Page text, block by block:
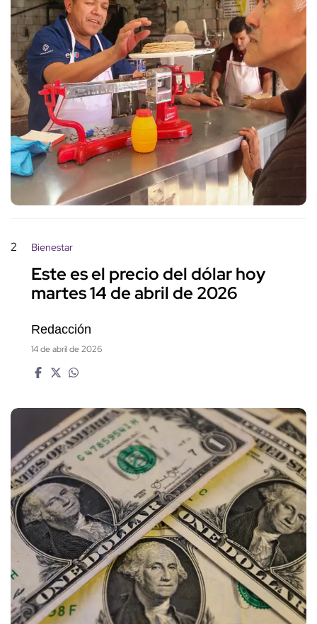
2 Bienestar
Este es el precio del dólar hoy
martes 14 de abril de 2026
Redacción
14 de abril de 2026